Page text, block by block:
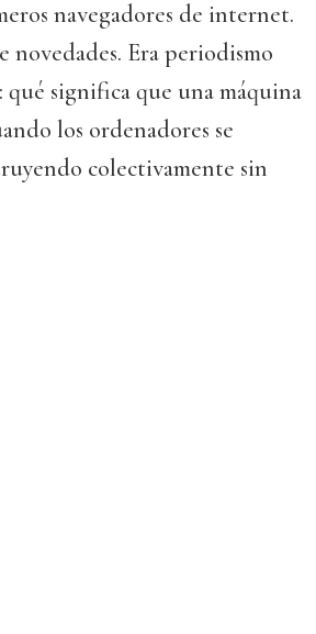
navegadores de internet.
novedades. Era periodismo
qué significa que una máquina
los ordenadores se
colectivamente sin